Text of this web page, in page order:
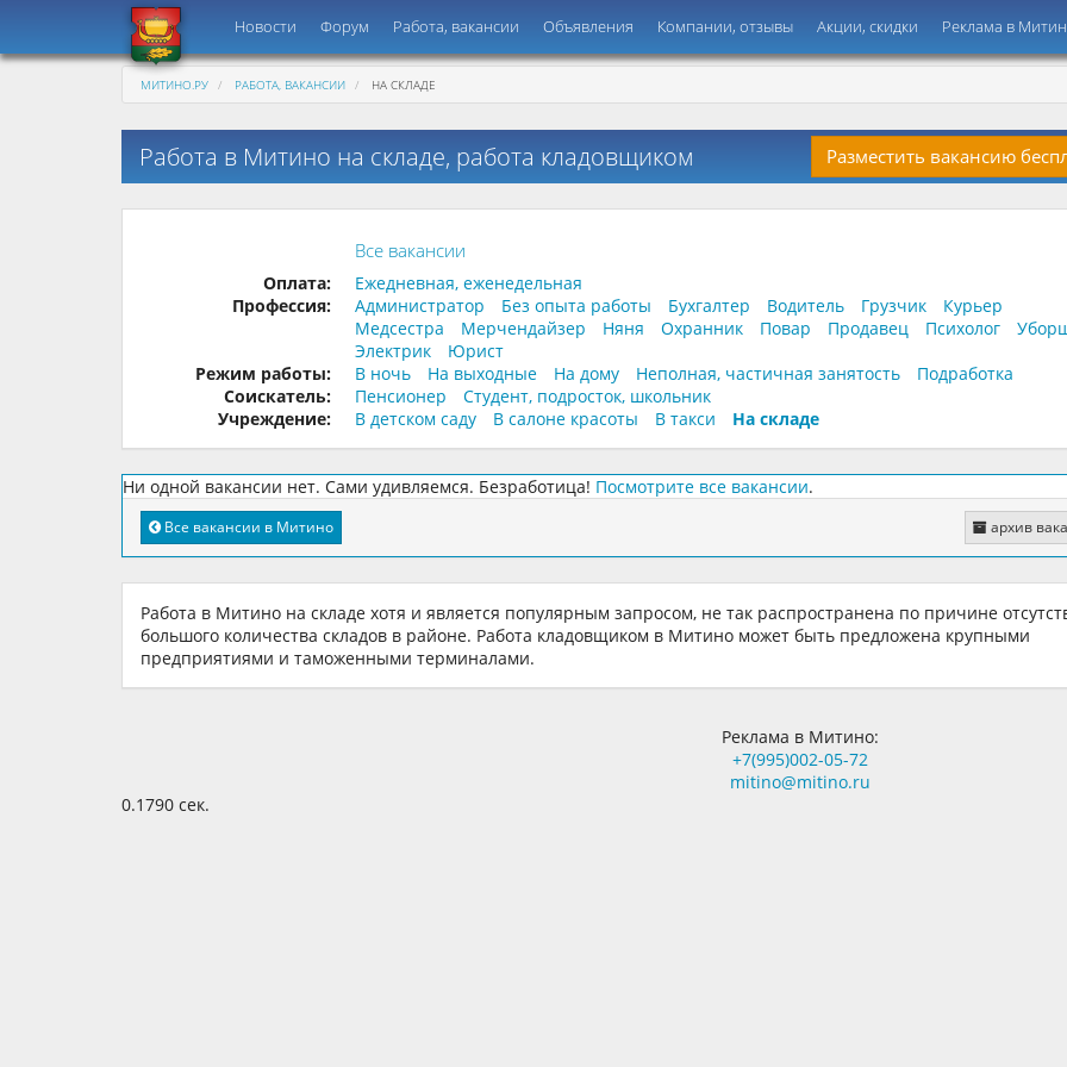
Новости Форум Работа, вакансии Объявления Компании, отзывы Акции, скидки Реклама в
МИТИНО.РУ РАБОТА, ВАКАНСИИ НА СКЛАДЕ
Работа в Митино на складе, работа кладовщиком Разместить вакансию
Все вакансии
Оплата:
Ежедневная, еженедельная
Профессия:
Администратор Без опыта работы Бухгалтер Водитель Грузчик
Курьер
Медсестра
Мерчендайзер Няня Охранник Повар Продавец Психолог
Электрик
Юрист
Режим работы:
В ночь На выходные На дому Неполная, частичная занятость
Подработка
Соискатель:
Пенсионер
Студент, подросток, школьник
Учреждение:
В детском саду В салоне красоты В такси На складе
Ни одной вакансии нет. Сами удивляемся. Безработица! Посмотрите все вакансии.
архив
Все вакансии в Митино
Работа в Митино на складе хотя и является популярным запросом, не так распространена по причине
большого количества складов в районе. Работа кладовщиком в Митино может быть предложена крупными
предприятиями и таможенными терминалами.
Реклама в Митино:
+7(995)002-05-72
mitino@mitino.ru
0.1790 сек.